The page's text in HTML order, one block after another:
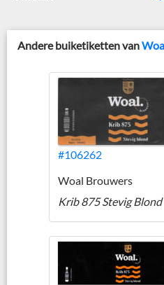
Andere buiketiketten van
#106262
Woal Brouwers
Krib 875 Stevig Blond